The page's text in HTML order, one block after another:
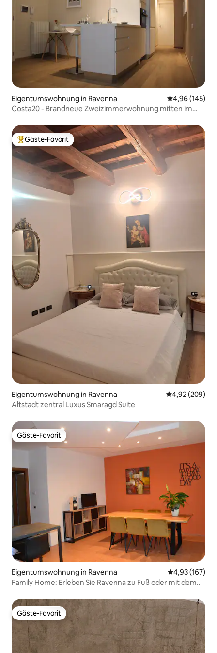
Eigentumswohnung in Ravenna
4,96 (145)
Costa20 - Brandneue Zweizimmerwohnung mitten im
Beliebter Gäste-Favorit.
Gäste-Favorit
Eigentumswohnung in Ravenna
4,92 (209)
Altstadt zentral Luxus Smaragd Suite
Gäste-Favorit
Gäste-Favorit
Eigentumswohnung in Ravenna
4,93 (167)
Family Home: Erleben Sie Ravenna zu Fuß oder mit dem
Gäste-Favorit
Gäste-Favorit